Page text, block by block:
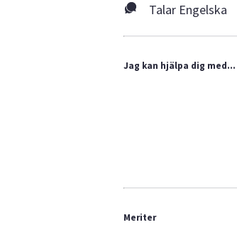
Talar Engelska
Jag kan hjälpa dig med...
Meriter